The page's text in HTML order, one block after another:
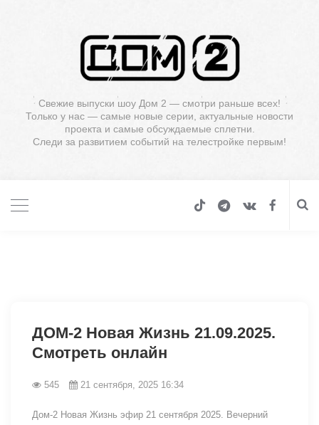
Свежие выпуски шоу Дом 2 — смотри раньше всех!
Только у нас — самые новые серии, актуальные новости
проекта и самые обсуждаемые сплетни.
Следи за развитием событий на телестройке первым!
ДОМ-2 Новая Жизнь 21.09.2025.
Смотреть онлайн
545 21 сентября, 2025 16:34
Дом-2 Новая Жизнь эфир 21 сентября 2025. Вечерний